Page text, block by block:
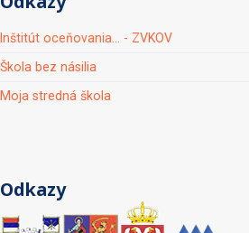
Inštitút oceňovania... - ZVKOV
Škola bez násilia
Moja stredná škola
Odkazy